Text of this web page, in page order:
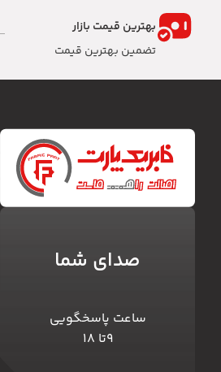
بهترین قیمت بازار
تضمین بهترین قیمت
صدای شما
ساعت پاسخگویی
۹تا ۱۸